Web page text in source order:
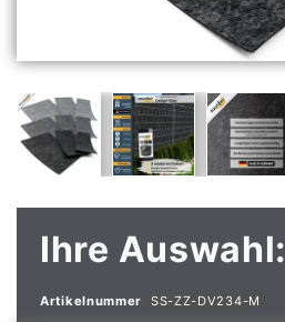
Ihre Auswahl:
Artikelnummer SS-ZZ-DV234-M